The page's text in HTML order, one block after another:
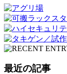
最近の記事